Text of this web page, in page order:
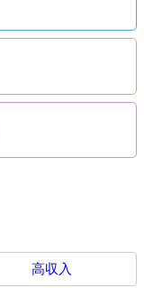
高収入